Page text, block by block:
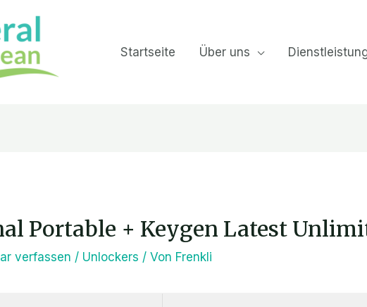
Startseite Über uns
Portable + Keygen Latest
verfassen / Unlockers / Von Frenkli